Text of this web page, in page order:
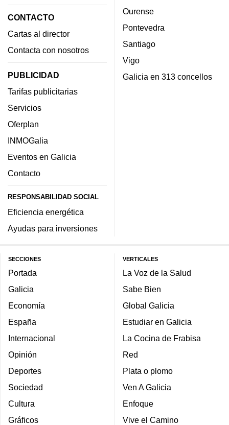
CONTACTO
Cartas al director
Contacta con nosotros
PUBLICIDAD
Tarifas publicitarias
Servicios
Oferplan
INMOGalia
Eventos en Galicia
Contacto
RESPONSABILIDAD SOCIAL
Eficiencia energética
Ayudas para inversiones
Ourense
Pontevedra
Santiago
Vigo
Galicia en 313 concellos
SECCIONES
Portada
Galicia
Economía
España
Internacional
Opinión
Deportes
Sociedad
Cultura
Gráficos
VERTICALES
La Voz de la Salud
Sabe Bien
Global Galicia
Estudiar en Galicia
La Cocina de Frabisa
Red
Plata o plomo
Ven A Galicia
Enfoque
Vive el Camino